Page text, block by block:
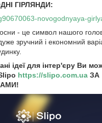
ГІРЛЯНДИ:
novogodnyaya-
- це символ нашого
зручний і економний
ідеї для інтер'єру Ви
https://slipo.com.ua ЗА